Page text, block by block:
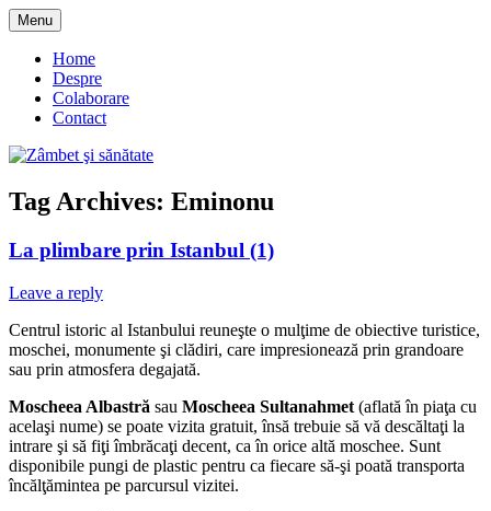
Skip
to
content
Zâmbet şi sănătate
Menu
Home
Despre
Colaborare
Contact
Tag Archives: Eminonu
La plimbare prin Istanbul (1)
Leave a reply
Centrul istoric al Istanbului reuneşte o mulţime de obiective turistice,
moschei, monumente şi clădiri, care impresionează prin grandoare
sau prin atmosfera degajată.
Moscheea Albastră sau Moscheea Sultanahmet (aflată în piaţa cu
acelaşi nume) se poate vizita gratuit, însă trebuie să vă descăltaţi la
intrare şi să fiţi îmbrăcaţi decent, ca în orice altă moschee. Sunt
disponibile pungi de plastic pentru ca fiecare să-şi poată transporta
încălţămintea pe parcursul vizitei.